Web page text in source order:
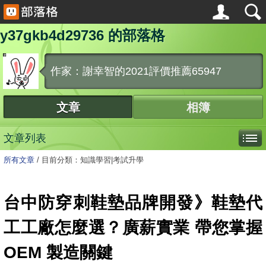
y37gkb4d29736 的部落格
作家：謝幸智的2021評價推薦65947
文章 相簿
文章列表
所有文章 / 目前分類：知識學習|考試升學
台中防穿刺鞋墊品牌開發》鞋墊代
工工廠怎麼選？廣薪實業 帶您掌握
OEM 製造關鍵